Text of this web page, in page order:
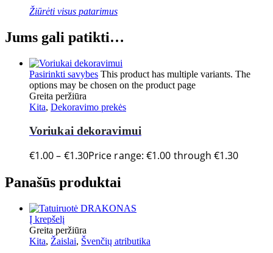
Žiūrėti visus patarimus
Jums gali patikti…
Pasirinkti savybes This product has multiple variants. The
options may be chosen on the product page
Greita peržiūra
Kita, Dekoravimo prekės
Voriukai dekoravimui
€1.00 – €1.30Price range: €1.00 through €1.30
Panašūs produktai
Į krepšelį
Greita peržiūra
Kita, Žaislai, Švenčių atributika